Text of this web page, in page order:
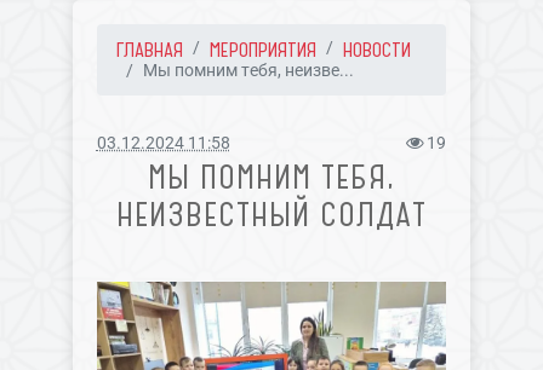
ГЛАВНАЯ МЕРОПРИЯТИЯ НОВОСТИ
Мы помним тебя, неизве...
03.12.2024 11:58 19
МЫ ПОМНИМ ТЕБЯ,
НЕИЗВЕСТНЫЙ СОЛДАТ